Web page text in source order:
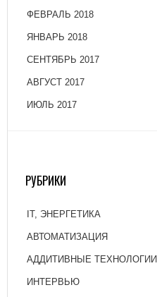
ФЕВРАЛЬ 2018
ЯНВАРЬ 2018
СЕНТЯБРЬ 2017
АВГУСТ 2017
ИЮЛЬ 2017
РУБРИКИ
IT, ЭНЕРГЕТИКА
АВТОМАТИЗАЦИЯ
АДДИТИВНЫЕ ТЕХНОЛОГИИ
ИНТЕРВЬЮ